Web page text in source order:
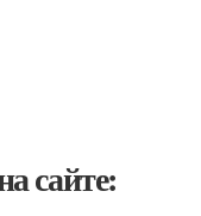
сайте: